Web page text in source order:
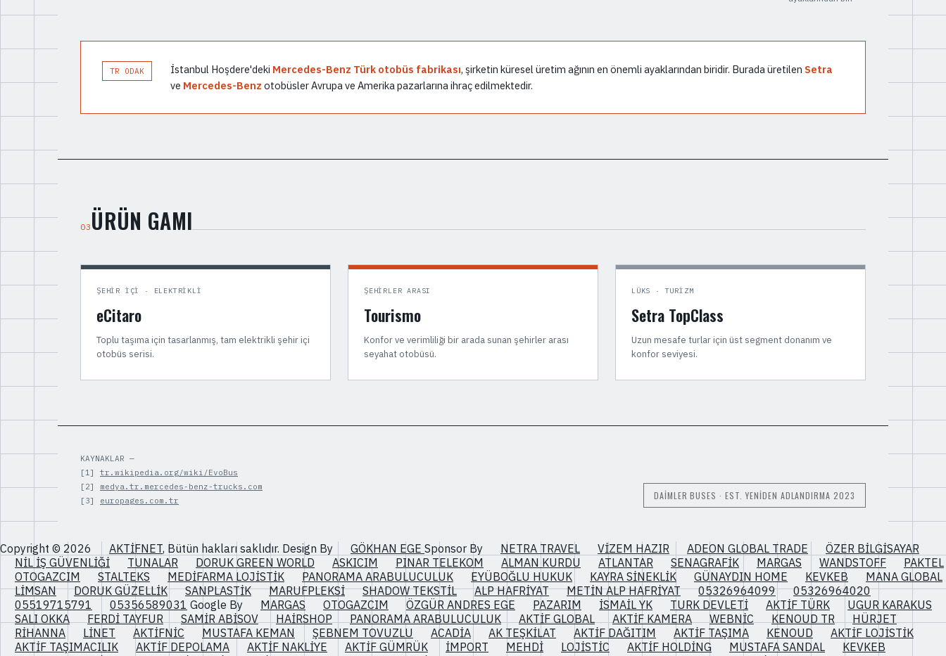
TR ODAK İstanbul Hoşdere'deki Mercedes-Benz Türk otobüs fabrikası, şirketin küresel üretim ağının en önemli ayaklarından biridir. Burada üretilen Setra
ve Mercedes-Benz otobüsler Avrupa ve Amerika pazarlarına ihraç edilmektedir.
03 ÜRÜN GAMI
ŞEHIR İÇI · ELEKTRIKLI
eCitaro
Toplu taşıma için tasarlanmış, tam elektrikli şehir içi
otobüs serisi.
ŞEHIRLER ARASI
Tourismo
Konfor ve verimliliği bir arada sunan şehirler arası
seyahat otobüsü.
LÜKS · TURIZM
Setra TopClass
Uzun mesafe turlar için üst segment donanım ve
konfor seviyesi.
KAYNAKLAR —
[1] tr.wikipedia.org/wiki/EvoBus
[2] medya.tr.mercedes-benz-trucks.com
[3] europages.com.tr DAIMLER BUSES · EST. YENIDEN ADLANDIRMA 2023
Copyright © 2026 AKTİFNET, Bütün hakları saklıdır. Design By GÖKHAN EGE Sponsor By NETRA TRAVEL VİZEM HAZIR ADEON GLOBAL TRADE
ÖZER BİLGİSAYAR
NİL İŞ GÜVENLİĞİ
TUNALAR DORUK GREEN WORLD ASKICIM PINAR TELEKOM ALMAN KURDU ATLANTAR SENAGRAFİK MARGAS WANDSTOFF
PAKTEL
OTOGAZCIM
STALTEKS MEDİFARMA LOJİSTİK PANORAMA ARABULUCULUK EYÜBOĞLU HUKUK KAYRA SİNEKLİK GÜNAYDIN HOME KEVKEB
MANA GLOBAL
LİMSAN
DORUK GÜZELLİK SANPLASTİK MARUFPLEKSİ SHADOW TEKSTİL ALP HAFRİYAT METİN ALP HAFRİYAT 05326964099
05326964020
05519715791
05356589031 Google By MARGAS OTOGAZCIM ÖZGÜR ANDRES EGE PAZARIM İSMAİL YK TURK DEVLETİ AKTİF TÜRK
UGUR KARAKUS
SALI OKKA
FERDİ TAYFUR SAMİR ABİSOV HAİRSHOP PANORAMA ARABULUCULUK AKTİF GLOBAL AKTİF KAMERA WEBNİC KENOUD TR
HÜRJET
RİHANNA
LİNET AKTİFNİC MUSTAFA KEMAN ŞEBNEM TOVUZLU ACADİA AK TEŞKİLAT AKTİF DAĞITIM AKTİF TAŞIMA KENOUD
AKTİF LOJİSTİK
AKTİF TAŞIMACILIK
AKTİF DEPOLAMA AKTİF NAKLİYE AKTİF GÜMRÜK İMPORT MEHDİ LOJİSTİC AKTİF HOLDİNG MUSTAFA SANDAL
KEVKEB